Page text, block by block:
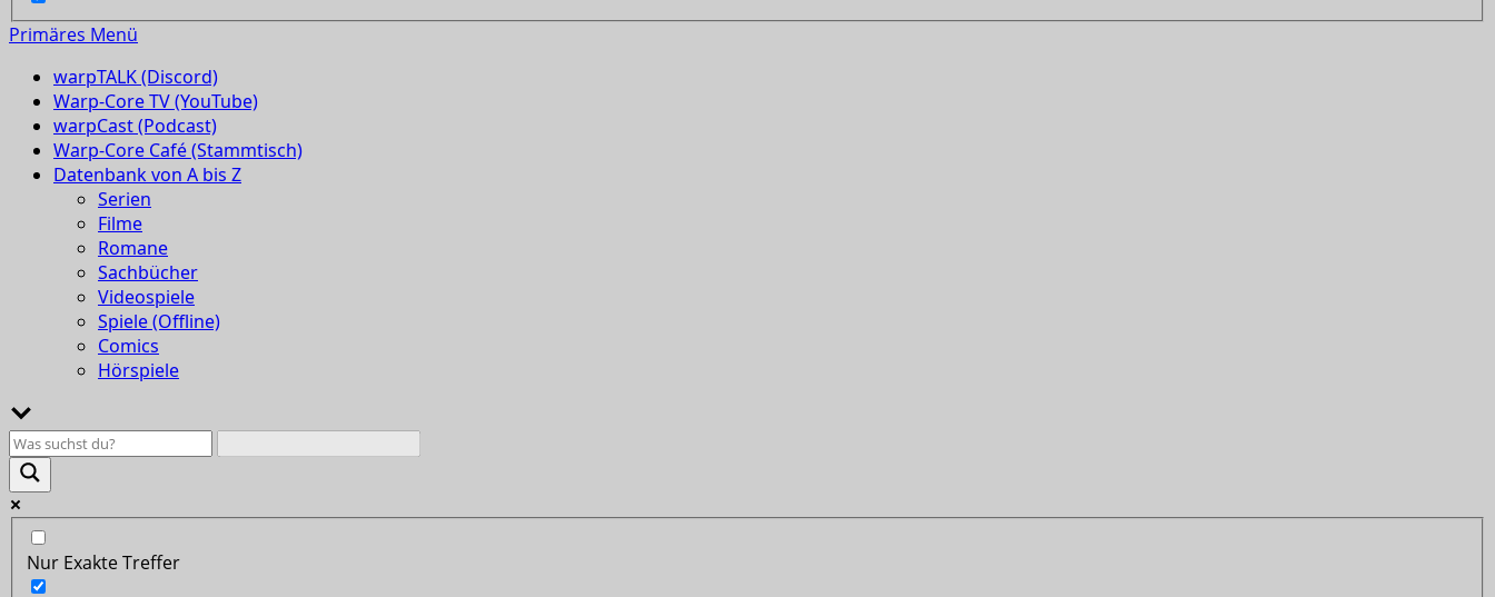
Primäres Menü
warpTALK (Discord)
Warp-Core TV (YouTube)
warpCast (Podcast)
Warp-Core Café (Stammtisch)
Datenbank von A bis Z
Serien
Filme
Romane
Sachbücher
Videospiele
Spiele (Offline)
Comics
Hörspiele
Nur Exakte Treffer